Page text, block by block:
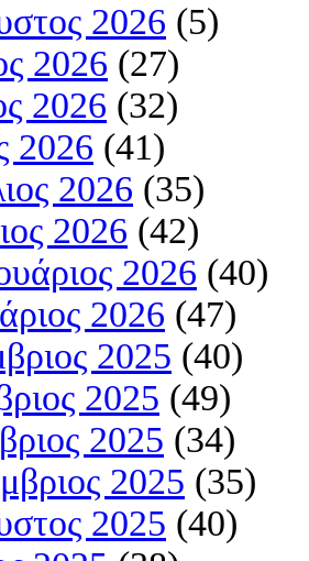
2026 (5)
2026 (27)
2026 (32)
2026 (41)
2026 (35)
2026 (42)
2026 (40)
2026 (47)
2025 (40)
2025 (49)
2025 (34)
2025 (35)
2025 (40)